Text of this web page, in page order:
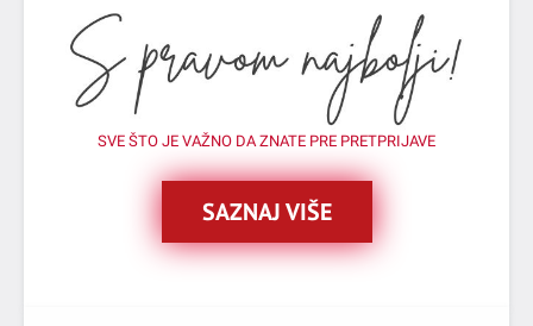
SVE ŠTO JE VAŽNO DA ZNATE PRE PRETPRIJAVE
SAZNAJ VIŠE